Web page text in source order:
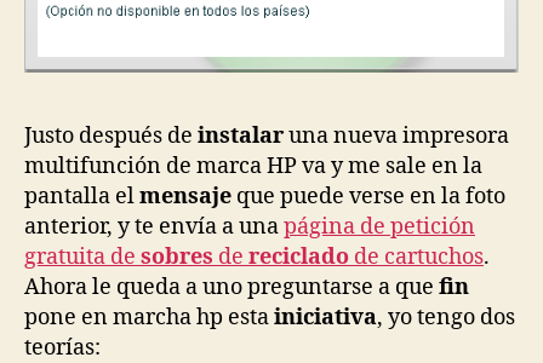
Justo después de instalaruna nueva impresora
multifunción de marca HP va y me sale en la
pantalla elmensaje que puede verse en la foto
anterior, y te envía a unapágina de petición
gratuita de sobres de reciclado de cartuchos.
Ahora le queda a uno preguntarse a que fin
pone en marcha hp estainiciativa, yo tengo dos
teorías: